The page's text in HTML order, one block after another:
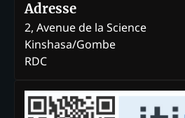
Adresse
2, Avenue de la Science
Kinshasa/Gombe
RDC